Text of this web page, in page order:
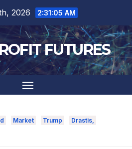
2026 2:31:05 AM
FUTURES
Market Trump Drastis,